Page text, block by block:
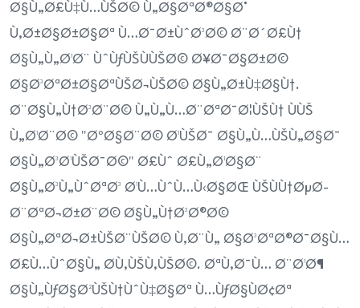
Ø§Ù„Ø£Ù‡Ù…ÙŠØ© Ù„Ø§ØªØ®Ø§Ø°
Ù‚Ø±Ø§Ø±Ø§Øª Ù…Ø¯Ø±ÙˆØ³Ø© Ø¨Ø´Ø£Ù†
Ø§Ù„Ù„Ø¹Ø¨ ÙˆÙƒÙŠÙÙŠØ© Ø¥Ø¯Ø§Ø±Ø©
Ø§Ø³ØªØ±Ø§ØªÙŠØ¬ÙŠØ© Ø§Ù„Ø±Ù‡Ø§Ù†.
Ø¨Ø§Ù„Ù†Ø³Ø¨Ø© Ù„Ù„Ù…Ø¨ØªØ¯Ø¦ÙŠÙ† ÙÙŠ
Ù„Ø¹Ø¨Ø© "ØºØ§Ø¨Ø© Ø¹ÙŠØ¯ Ø§Ù„Ù…ÙŠÙ„Ø§Ø¯
Ø§Ù„Ø³Ø¹ÙŠØ¯Ø©" Ø£Ùˆ Ø£Ù„Ø¹Ø§Ø¨
Ø§Ù„Ø³Ù„ÙˆØªØ³ Ø¹Ù…ÙˆÙ…Ù‹Ø§ØŒ ÙŠÙÙ†ØµØ­
Ø¨ØªØ¬Ø±Ø¨Ø© Ø§Ù„Ù†Ø³Ø®Ø©
Ø§Ù„ØªØ¬Ø±ÙŠØ¨ÙŠØ© Ù‚Ø¨Ù„ Ø§Ø³ØªØ®Ø¯Ø§Ù…
Ø£Ù…ÙˆØ§Ù„ Ø­Ù‚ÙŠÙ‚ÙŠØ©. ØªÙ‚Ø¯Ù… Ø¨Ø¹Ø¶
Ø§Ù„ÙƒØ§Ø²ÙŠÙ†ÙˆÙ‡Ø§Øª Ù…ÙƒØ§ÙØ¢Øª